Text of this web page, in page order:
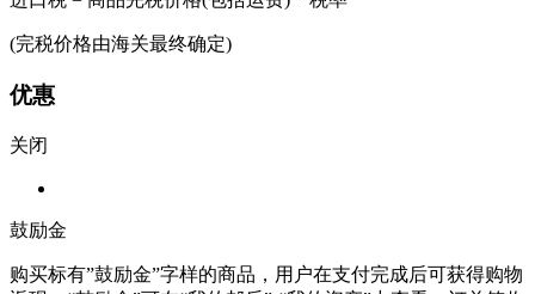
(完税价格由海关最终确定)
优惠
关闭
鼓励金
购买标有”鼓励金”字样的商品，用户在支付完成后可获得购物